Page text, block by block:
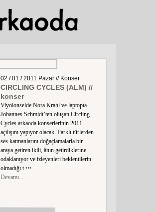
02 / 01 / 2011 Pazar // Konser
CIRCLING CYCLES (ALM) //
konser
Viyolonselde Nora Krahl ve laptopta
Johannes Schmidt’ten oluşan Circling
Cycles arkaoda konserlerinin 2011
açılışını yapıyor olacak. Farklı türlerden
ses katmanlarını doğaçlamalarla bir
araya getiren ikili, ânın getirdiklerine
odaklanıyor ve izleyenleri beklentilerin
olmadığı t•••
Devamı...